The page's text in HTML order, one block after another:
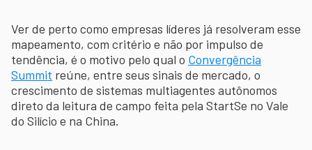
Ver de perto como empresas líderes já resolveram esse
mapeamento, com critério e não por impulso de
tendência, é o motivo pelo qual o Convergência
Summit reúne, entre seus sinais de mercado, o
crescimento de sistemas multiagentes autônomos
direto da leitura de campo feita pela StartSe no Vale
do Silício e na China.